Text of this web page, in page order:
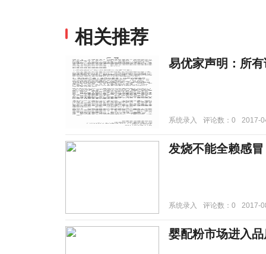
相关推荐
易优家声明：所
系统录入 评论数：0 2017-
发烧不能全赖感
系统录入 评论数：0 2017-
婴配粉市场进入